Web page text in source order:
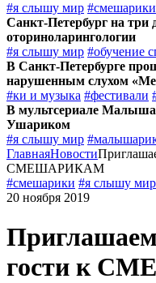
#я слышу мир #смешарики
Санкт-Петербург на три
оториноларингологии
#я слышу мир #обучение
В Санкт-Петербурге
нарушенным слухом
#ки и музыка #фестивали
В мультсериале
Ушариком
#я слышу мир
ГлавнаяНовости
СМЕШАРИКАМ
#смешарики #я слышу мир
20 ноября 2019
гости к